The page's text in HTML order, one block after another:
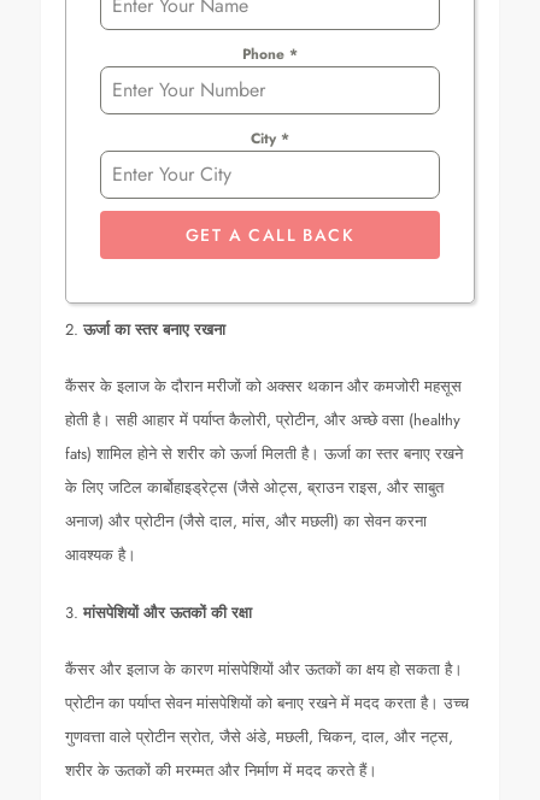
Phone *
City *
GET A CALL BACK
2.ऊर्जा का स्तर बनाए रखना
कैंसर के इलाज के दौरान मरीजों को अक्सर थकान और कमजोरी महसूस
होती है। सही आहार में पर्याप्त कैलोरी, प्रोटीन, और अच्छे वसा (healthy
fats) शामिल होने से शरीर को ऊर्जा मिलती है। ऊर्जा का स्तर बनाए रखने
के लिए जटिल कार्बोहाइड्रेट्स (जैसे ओट्स, ब्राउन राइस, और साबुत
अनाज) और प्रोटीन (जैसे दाल, मांस, और मछली) का सेवन करना
आवश्यक है।
3.मांसपेशियों और ऊतकों की रक्षा
कैंसर और इलाज के कारण मांसपेशियों और ऊतकों का क्षय हो सकता है।
प्रोटीन का पर्याप्त सेवन मांसपेशियों को बनाए रखने में मदद करता है। उच्च
गुणवत्ता वाले प्रोटीन स्रोत, जैसे अंडे, मछली, चिकन, दाल, और नट्स,
शरीर के ऊतकों की मरम्मत और निर्माण में मदद करते हैं।